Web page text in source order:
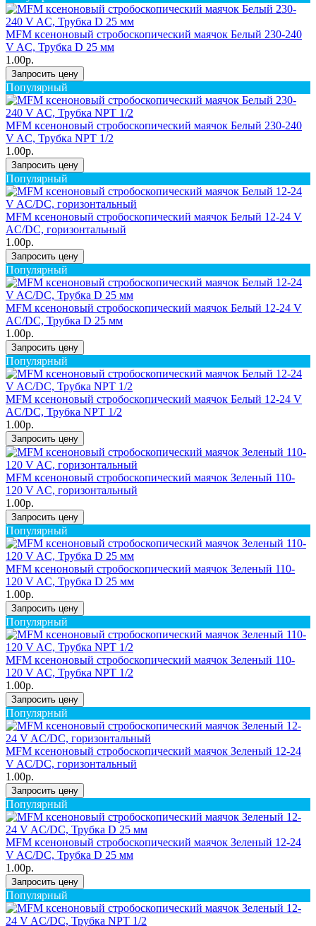
MFM ксеноновый стробоскопический маячок Белый 230-240
V AC, Трубка D 25 мм
1.00р.
Запросить цену
Популярный
MFM ксеноновый стробоскопический маячок Белый 230-240
V AC, Трубка NPT 1/2
1.00р.
Запросить цену
Популярный
MFM ксеноновый стробоскопический маячок Белый 12-24 V
AC/DC, горизонтальный
1.00р.
Запросить цену
Популярный
MFM ксеноновый стробоскопический маячок Белый 12-24 V
AC/DC, Трубка D 25 мм
1.00р.
Запросить цену
Популярный
MFM ксеноновый стробоскопический маячок Белый 12-24 V
AC/DC, Трубка NPT 1/2
1.00р.
Запросить цену
MFM ксеноновый стробоскопический маячок Зеленый 110-
120 V AC, горизонтальный
1.00р.
Запросить цену
Популярный
MFM ксеноновый стробоскопический маячок Зеленый 110-
120 V AC, Трубка D 25 мм
1.00р.
Запросить цену
Популярный
MFM ксеноновый стробоскопический маячок Зеленый 110-
120 V AC, Трубка NPT 1/2
1.00р.
Запросить цену
Популярный
MFM ксеноновый стробоскопический маячок Зеленый 12-24
V AC/DC, горизонтальный
1.00р.
Запросить цену
Популярный
MFM ксеноновый стробоскопический маячок Зеленый 12-24
V AC/DC, Трубка D 25 мм
1.00р.
Запросить цену
Популярный